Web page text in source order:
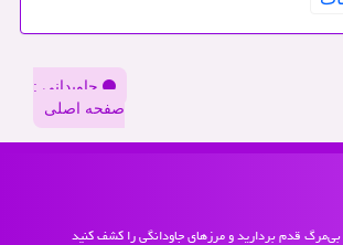
جاویدانی :
صفحه اصلی
بی‌مرگ قدم بردارید و مرزهای جاودانگی را کشف کنید